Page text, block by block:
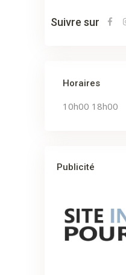
Suivre sur
Horaires
10h00 18h00
Publicité